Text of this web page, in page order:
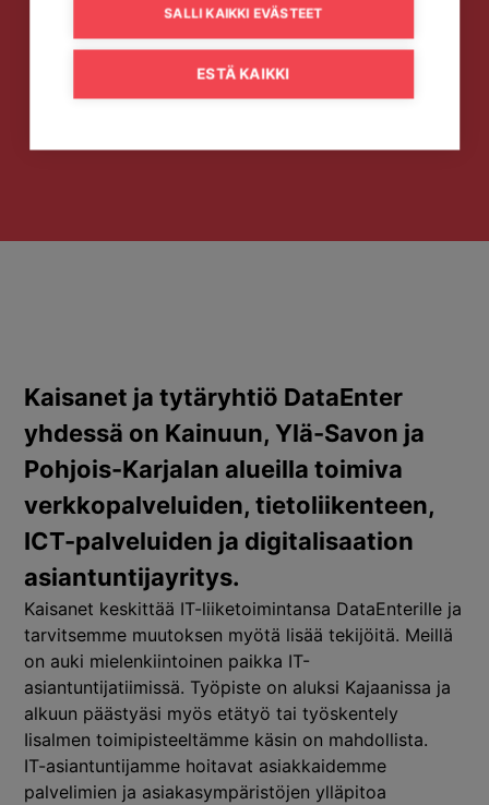
Kaisanet ja tytäryhtiö DataEnter
yhdessä on Kainuun, Ylä-Savon ja
Pohjois-Karjalan alueilla toimiva
verkkopalveluiden, tietoliikenteen,
ICT-palveluiden ja digitalisaation
asiantuntijayritys.
Kaisanet keskittää IT-liiketoimintansa DataEnterille ja
tarvitsemme muutoksen myötä lisää tekijöitä. Meillä
on auki mielenkiintoinen paikka IT-
asiantuntijatiimissä. Työpiste on aluksi Kajaanissa ja
alkuun päästyäsi myös etätyö tai työskentely
Iisalmen toimipisteeltämme käsin on mahdollista.
IT-asiantuntijamme hoitavat asiakkaidemme
palvelimien ja asiakasympäristöjen ylläpitoa
SALLI KAIKKI EVÄSTEET
ESTÄ KAIKKI